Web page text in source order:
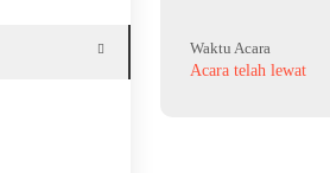
Waktu Acara
Acara telah lewat